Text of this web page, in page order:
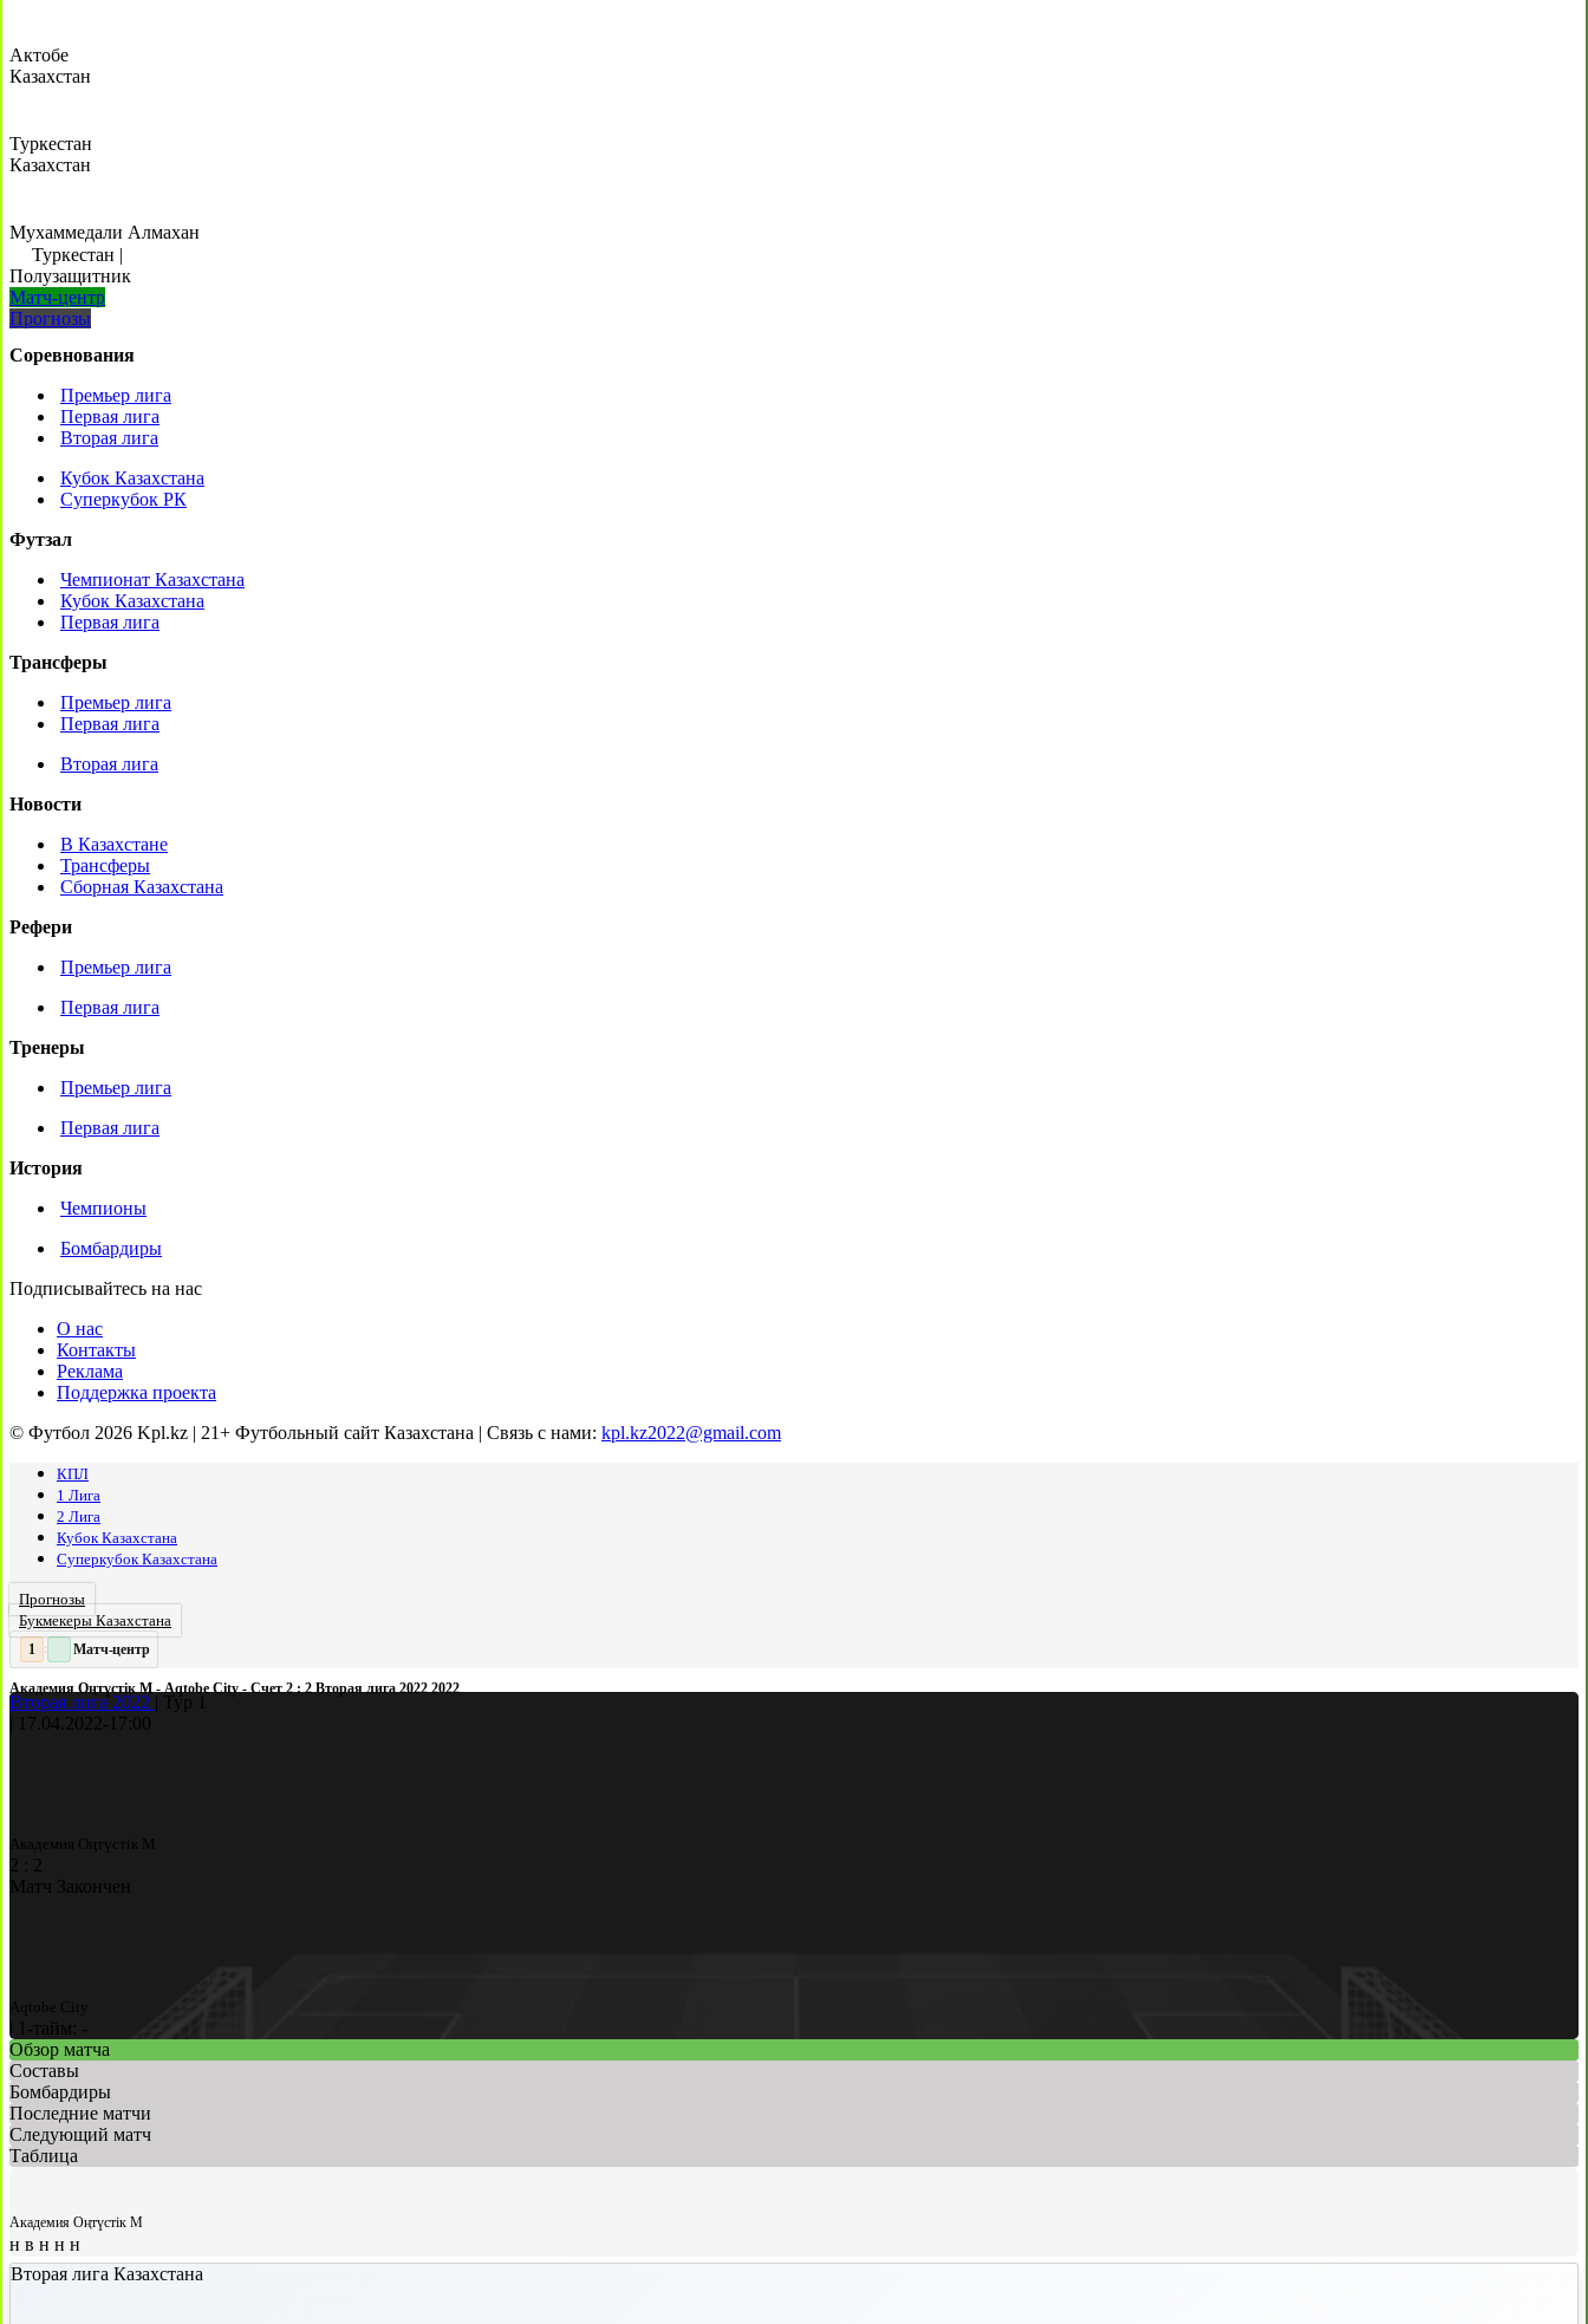
Актобе
Казахстан
Туркестан
Казахстан
Мухаммедали Алмахан
Туркестан |
Полузащитник
Матч-центр
Прогнозы
Соревнования
Премьер лига
Первая лига
Вторая лига
Кубок Казахстана
Суперкубок РК
Футзал
Чемпионат Казахстана
Кубок Казахстана
Первая лига
Трансферы
Премьер лига
Первая лига
Вторая лига
Новости
В Казахстане
Трансферы
Сборная Казахстана
Рефери
Премьер лига
Первая лига
Тренеры
Премьер лига
Первая лига
История
Чемпионы
Бомбардиры
Подписывайтесь на нас
О нас
Контакты
Реклама
Поддержка проекта
© Футбол 2026 Kpl.kz | 21+ Футбольный сайт Казахстана | Связь с нами: kpl.kz2022@gmail.com
КПЛ
1 Лига
2 Лига
Кубок Казахстана
Суперкубок Казахстана
Прогнозы
Букмекеры Казахстана
2 : Матч-центр
Академия Оңтүстік М - Aqtobe City - Счет 2 : 2 Вторая лига 2022 2022
Вторая лига 2022
Тур 1
17.04.2022- 17:00
Академия Оңтүстік М
2
2
Матч Закончен
Aqtobe City
1-тайм: -
Обзор матча
Составы
Бомбардиры
Последние матчи
Следующий матч
Таблица
Академия Оңтүстік М
н в н н н
Вторая лига Казахстана